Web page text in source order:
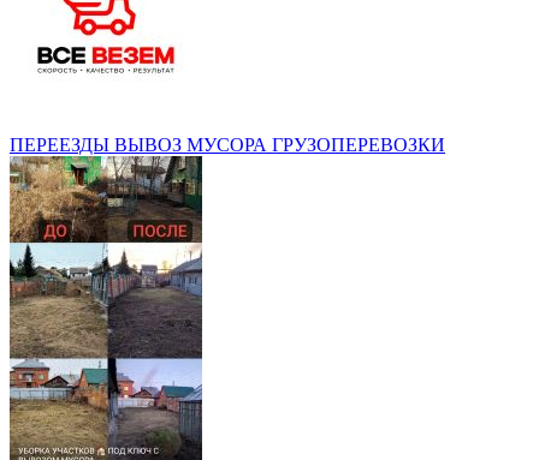
ПЕРЕЕЗДЫ ВЫВОЗ МУСОРА ГРУЗОПЕРЕВОЗКИ